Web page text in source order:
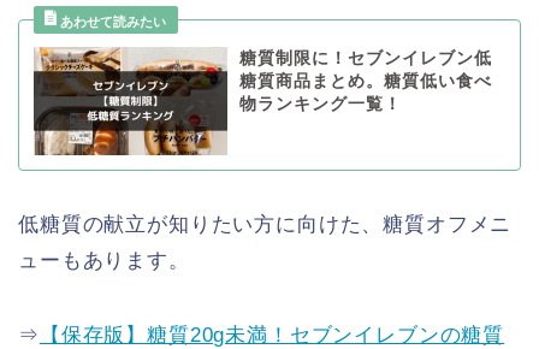
糖質制限に！セブンイレブン低
糖質商品まとめ。糖質低い食べ
物ランキング一覧！
低糖質の献立が知りたい方に向けた、糖質オフメニ
ューもあります。
⇒ 【保存版】糖質20g未満！セブンイレブンの糖質